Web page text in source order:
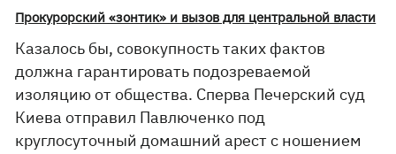
Прокурорский «зонтик» и вызов для центральной власти
Казалось бы, совокупность таких фактов
должна гарантировать подозреваемой
изоляцию от общества. Сперва Печерский суд
Киева отправил Павлюченко под
круглосуточный домашний арест с ношением